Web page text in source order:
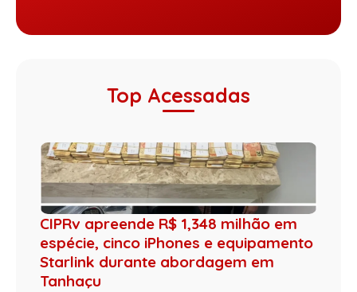
Top Acessadas
CIPRv apreende R$ 1,348 milhão em
espécie, cinco iPhones e equipamento
Starlink durante abordagem em
Tanhaçu